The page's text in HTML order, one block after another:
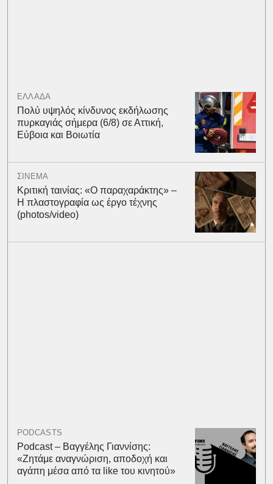
ΕΛΛΑΔΑ
Πολύ υψηλός κίνδυνος εκδήλωσης
πυρκαγιάς σήμερα (6/8) σε Αττική,
Εύβοια και Βοιωτία
ΣΙΝΕΜΑ
Κριτική ταινίας: «Ο παραχαράκτης» –
Η πλαστογραφία ως έργο τέχνης
(photos/video)
PODCASTS
Podcast – Βαγγέλης Γιαννίσης:
«Ζητάμε αναγνώριση, αποδοχή και
αγάπη μέσα από τα like του κινητού»